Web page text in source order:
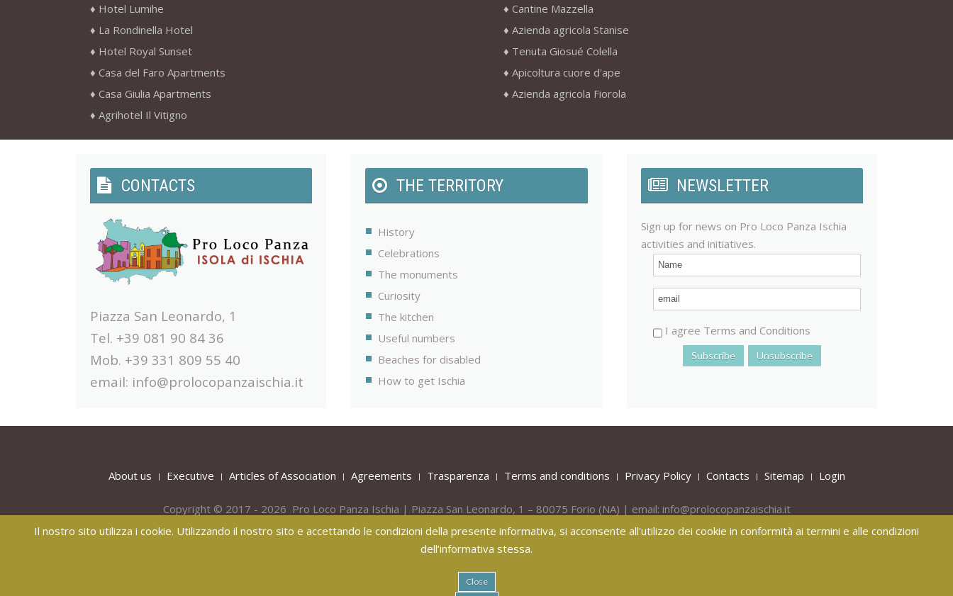
Hotel Lumihe
La Rondinella Hotel
Hotel Royal Sunset
Casa del Faro Apartments
Casa Giulia Apartments
Agrihotel Il Vitigno
Cantine Mazzella
Azienda agricola Stanise
Tenuta Giosué Colella
Apicoltura cuore d'ape
Azienda agricola Fiorola
CONTACTS
Piazza San Leonardo, 1
Tel. +39 081 90 84 36
Mob. +39 331 809 55 40
email: info@prolocopanzaischia.it
THE TERRITORY
History
Celebrations
The monuments
Curiosity
The kitchen
Useful numbers
Beaches for disabled
How to get Ischia
NEWSLETTER
Sign up for news on Pro Loco Panza Ischia
activities and initiatives.
I agree Terms and Conditions
About us Executive Articles of Association Agreements Trasparenza Terms and conditions Privacy Policy Contacts Sitemap Login
Copyright © 2017 - 2026 Pro Loco Panza Ischia | Piazza San Leonardo, 1 – 80075 Forio (NA) | email: info@prolocopanzaischia.it
Tel.+39 081 908436 -Mob. +39 331 809 55 40
Il nostro sito utilizza i cookie. Utilizzando il nostro sito e accettando le condizioni della presente informativa, si acconsente all'utilizzo dei cookie in conformità ai termini e alle condizioni
dell’informativa stessa.
Close